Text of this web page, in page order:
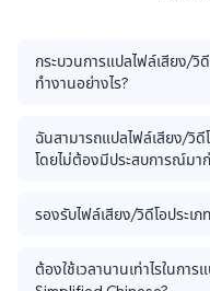
กระบวนการแปลไฟล์เสียง/วิ
ทำงานอย่างไร?
ฉันสามารถแปลไฟล์เสียง/วิ
โดยไม่ต้องมีประสบการณ์มา
รองรับไฟล์เสียง/วิดีโอประเ
ต้องใช้เวลานานเท่าไรในกา